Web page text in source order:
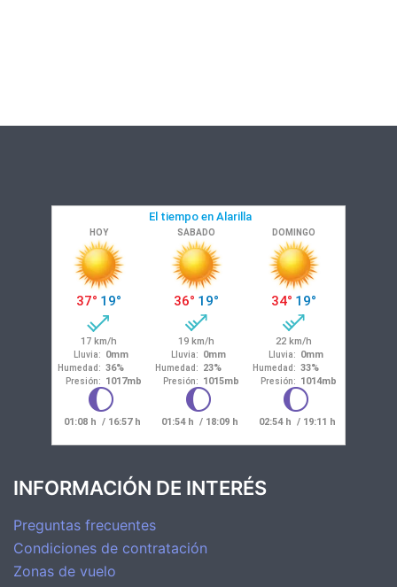
INFORMACIÓN DE INTERÉS
Preguntas frecuentes
Condiciones de contratación
Zonas de vuelo